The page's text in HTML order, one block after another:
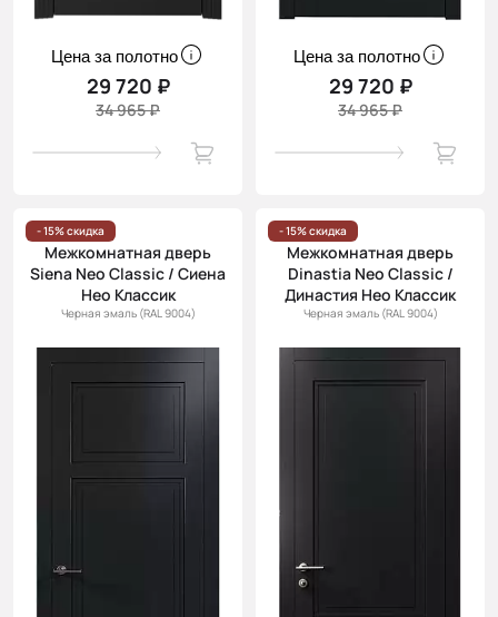
Цена за полотно
29 720 ₽
34 965 ₽
Цена за полотно
29 720 ₽
34 965 ₽
- 15% скидка
Межкомнатная дверь
Siena Neo Classic / Сиена
Нео Классик
Черная эмаль (RAL 9004)
- 15% скидка
Межкомнатная дверь
Dinastia Neo Classic /
Династия Нео Классик
Черная эмаль (RAL 9004)